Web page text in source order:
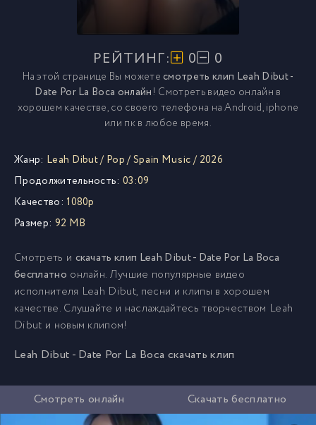
РЕЙТИНГ: 0 0
На этой странице Вы можетесмотреть клип Leah Dibut -
Date Por La Boca онлайн! Смотреть видео онлайн в
хорошем качестве, со своего телефона на Android, iphone
или пк в любое время.
Жанр: Leah Dibut/ Pop/Spain Music/ 2026
Продолжительность: 03:09
Качество: 1080p
Размер: 92 MB
Смотреть и скачать клип Leah Dibut - Date Por La Boca
бесплатно онлайн. Лучшие популярные видео
исполнителя Leah Dibut, песни и клипы в хорошем
качестве. Слушайте и наслаждайтесь творчеством Leah
Dibut и новым клипом!
Leah Dibut - Date Por La Boca скачать клип
Смотреть онлайн Скачать бесплатно